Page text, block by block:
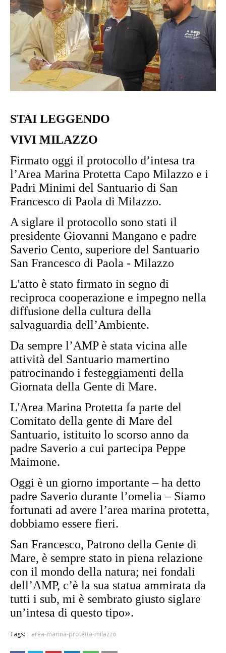
STAI LEGGENDO
VIVI MILAZZO
Firmato oggi il protocollo d’intesa tra
l’Area Marina Protetta Capo Milazzo e i
Padri Minimi del Santuario di San
Francesco di Paola di Milazzo.
A siglare il protocollo sono stati il
presidente Giovanni Mangano e padre
Saverio Cento, superiore del Santuario
San Francesco di Paola - Milazzo
L'atto è stato firmato in segno di
reciproca cooperazione e impegno nella
diffusione della cultura della
salvaguardia dell’Ambiente.
Da sempre l’AMP è stata vicina alle
attività del Santuario mamertino
patrocinando i festeggiamenti della
Giornata della Gente di Mare.
L'Area Marina Protetta fa parte del
Comitato della gente di Mare del
Santuario, istituito lo scorso anno da
padre Saverio a cui partecipa Peppe
Maimone.
Oggi è un giorno importante – ha detto
padre Saverio durante l’omelia – Siamo
fortunati ad avere l’area marina protetta,
dobbiamo essere fieri.
San Francesco, Patrono della Gente di
Mare, è sempre stato in piena relazione
con il mondo della natura; nei fondali
dell’AMP, c’è la sua statua ammirata da
tutti i sub, mi è sembrato giusto siglare
un’intesa di questo tipo».
Tags: area-marina-protetta-milazzo